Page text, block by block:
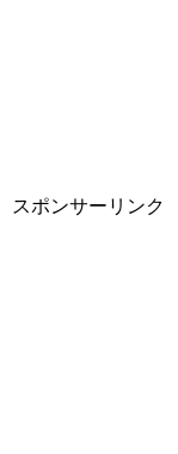
スポンサーリンク